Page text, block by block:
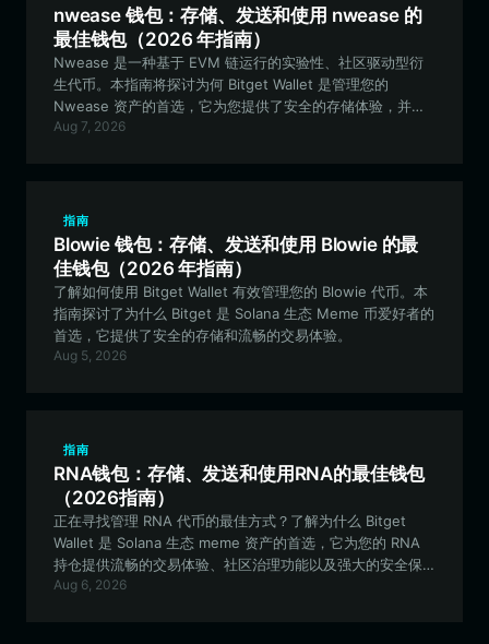
nwease 钱包：存储、发送和使用 nwease 的
最佳钱包（2026 年指南）
Nwease 是一种基于 EVM 链运行的实验性、社区驱动型衍
生代币。本指南将探讨为何 Bitget Wallet 是管理您的
Nwease 资产的首选，它为您提供了安全的存储体验，并能
助您无缝交互其独特的生态系统。
Aug 7, 2026
指南
Blowie 钱包：存储、发送和使用 Blowie 的最
佳钱包（2026 年指南）
了解如何使用 Bitget Wallet 有效管理您的 Blowie 代币。本
指南探讨了为什么 Bitget 是 Solana 生态 Meme 币爱好者的
首选，它提供了安全的存储和流畅的交易体验。
Aug 5, 2026
指南
RNA钱包：存储、发送和使用RNA的最佳钱包
（2026指南）
正在寻找管理 RNA 代币的最佳方式？了解为什么 Bitget
Wallet 是 Solana 生态 meme 资产的首选，它为您的 RNA
持仓提供流畅的交易体验、社区治理功能以及强大的安全保
障。
Aug 6, 2026